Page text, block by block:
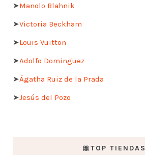
➤Manolo Blahnik
➤Victoria Beckham
➤Louis Vuitton
➤Adolfo Dominguez
➤Ágatha Ruiz de la Prada
➤Jesús del Pozo
🎀TOP TIENDAS